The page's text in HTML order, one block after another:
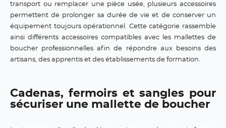
transport ou remplacer une pièce usée, plusieurs accessoires
permettent de prolonger sa durée de vie et de conserver un
équipement toujours opérationnel. Cette catégorie rassemble
ainsi différents accessoires compatibles avec les mallettes de
boucher professionnelles afin de répondre aux besoins des
artisans, des apprentis et des établissements de formation.
Cadenas, fermoirs et sangles pour
sécuriser une mallette de boucher